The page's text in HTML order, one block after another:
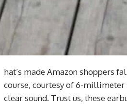
hat’s made Amazon shoppers
course, courtesy of 6-
clear sound. Trust us, these